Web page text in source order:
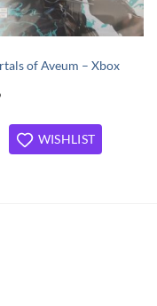
of Aveum – Xbox
WISHLIST